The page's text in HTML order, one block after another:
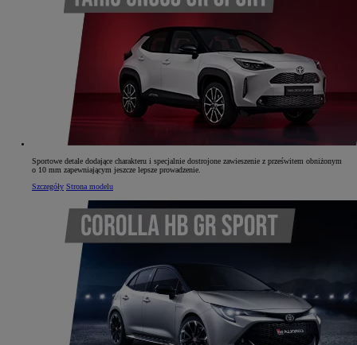
Sportowe detale dodające charakteru i specjalnie dostrojone zawieszenie z prześwitem obniżonym
o 10 mm zapewniającym jeszcze lepsze prowadzenie.
Szczegóły Strona modelu